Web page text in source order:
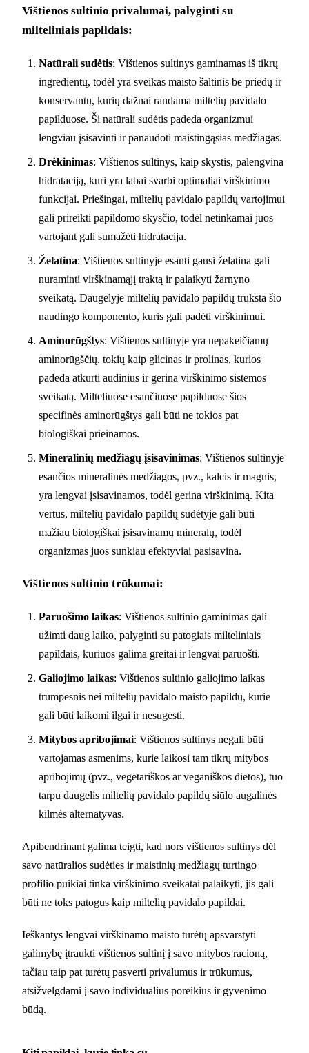
Vištienos sultinio privalumai, palyginti su
milteliniais papildais:
Natūrali sudėtis: Vištienos sultinys gaminamas iš tikrų
ingredientų, todėl yra sveikas maisto šaltinis be priedų ir
konservantų, kurių dažnai randama miltelių pavidalo
papilduose. Ši natūrali sudėtis padeda organizmui
lengviau įsisavinti ir panaudoti maistingąsias medžiagas.
Drėkinimas: Vištienos sultinys, kaip skystis, palengvina
hidrataciją, kuri yra labai svarbi optimaliai virškinimo
funkcijai. Priešingai, miltelių pavidalo papildų vartojimui
gali prireikti papildomo skysčio, todėl netinkamai juos
vartojant gali sumažėti hidratacija.
Želatina: Vištienos sultinyje esanti gausi želatina gali
nuraminti virškinamąjį traktą ir palaikyti žarnyno
sveikatą. Daugelyje miltelių pavidalo papildų trūksta šio
naudingo komponento, kuris gali padėti virškinimui.
Aminorūgštys: Vištienos sultinyje yra nepakeičiamų
aminorūgščių, tokių kaip glicinas ir prolinas, kurios
padeda atkurti audinius ir gerina virškinimo sistemos
sveikatą. Milteliuose esančiuose papilduose šios
specifinės aminorūgštys gali būti ne tokios pat
biologiškai prieinamos.
Mineralinių medžiagų įsisavinimas: Vištienos sultinyje
esančios mineralinės medžiagos, pvz., kalcis ir magnis,
yra lengvai įsisavinamos, todėl gerina virškinimą. Kita
vertus, miltelių pavidalo papildų sudėtyje gali būti
mažiau biologiškai įsisavinamų mineralų, todėl
organizmas juos sunkiau efektyviai pasisavina.
Vištienos sultinio trūkumai:
Paruošimo laikas: Vištienos sultinio gaminimas gali
užimti daug laiko, palyginti su patogiais milteliniais
papildais, kuriuos galima greitai ir lengvai paruošti.
Galiojimo laikas: Vištienos sultinio galiojimo laikas
trumpesnis nei miltelių pavidalo maisto papildų, kurie
gali būti laikomi ilgai ir nesugesti.
Mitybos apribojimai: Vištienos sultinys negali būti
vartojamas asmenims, kurie laikosi tam tikrų mitybos
apribojimų (pvz., vegetariškos ar veganiškos dietos), tuo
tarpu daugelis miltelių pavidalo papildų siūlo augalinės
kilmės alternatyvas.
Apibendrinant galima teigti, kad nors vištienos sultinys dėl
savo natūralios sudėties ir maistinių medžiagų turtingo
profilio puikiai tinka virškinimo sveikatai palaikyti, jis gali
būti ne toks patogus kaip miltelių pavidalo papildai.
Ieškantys lengvai virškinamo maisto turėtų apsvarstyti
galimybę įtraukti vištienos sultinį į savo mitybos racioną,
tačiau taip pat turėtų pasverti privalumus ir trūkumus,
atsižvelgdami į savo individualius poreikius ir gyvenimo
būdą.